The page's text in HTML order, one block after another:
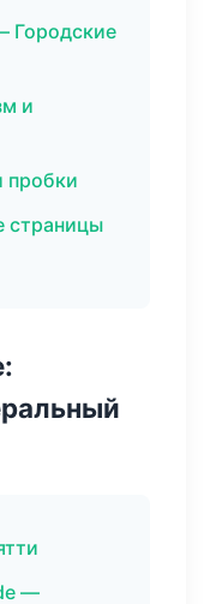
Городские
и
пробки
страницы
—